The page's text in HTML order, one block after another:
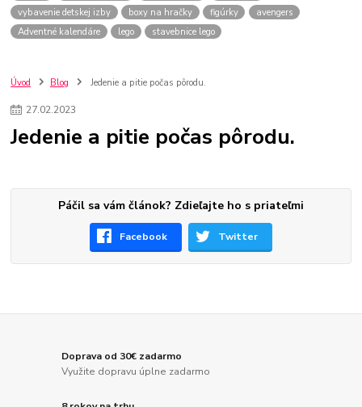
vybavenie detskej izby
boxy na hračky figúrky
avengers
Adventné kalendáre
lego stavebnice lego
Úvod Blog Jedenie a pitie počas pôrodu.
27.02.2023
Jedenie a pitie počas pôrodu.
Páčil sa vám článok? Zdieľajte ho s priateľmi
Facebook Twitter
Doprava od 30€ zadarmo
Využite dopravu úplne zadarmo